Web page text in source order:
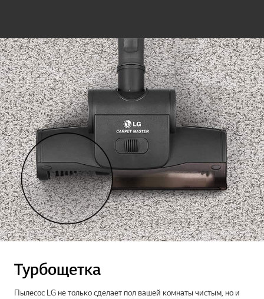
Турбощетка
Пылесос LG не только сделает пол вашей комнаты чистым, но и